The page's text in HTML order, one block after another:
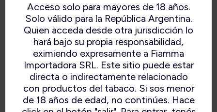
Acceso solo para mayores de 18 años.
Solo válido para la República Argentina.
Quien acceda desde otra jurisdicción lo
hará bajo su propia responsabilidad,
eximiendo expresamente a Fiamma
Importadora SRL. Este sitio puede estar
directa o indirectamente relacionado
con productos del tabaco. Si sos menor
de 18 años de edad, no continúes. Hace
Nutty Irishman es un blend único que combina
el sabor del Frangelico (licor italiano a base de
avellanas) y las especia aromáticas y melosas
del Irish Mist, de una deliciosa.
Fortaleza: ★★
Aroma: ★
Sabor: ★★★★
Composición: Black Cavendish, Burley, Virginia.